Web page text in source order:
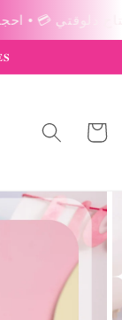
عربة
التسوق